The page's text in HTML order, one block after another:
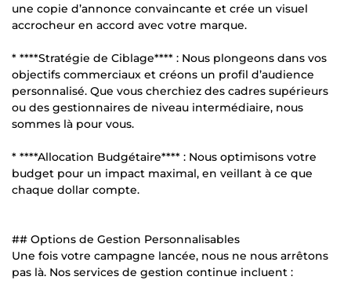
une copie d’annonce convaincante et crée un visuel
accrocheur en accord avec votre marque.
* ****Stratégie de Ciblage**** : Nous plongeons dans vos
objectifs commerciaux et créons un profil d’audience
personnalisé. Que vous cherchiez des cadres supérieurs
ou des gestionnaires de niveau intermédiaire, nous
sommes là pour vous.
* ****Allocation Budgétaire**** : Nous optimisons votre
budget pour un impact maximal, en veillant à ce que
chaque dollar compte.
## Options de Gestion Personnalisables
Une fois votre campagne lancée, nous ne nous arrêtons
pas là. Nos services de gestion continue incluent :